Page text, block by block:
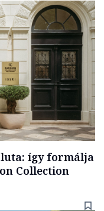
így formálja
Collection